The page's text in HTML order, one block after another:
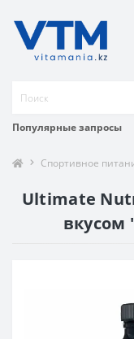
Популярные запросы
Спортивное
Ultimate
вкусом